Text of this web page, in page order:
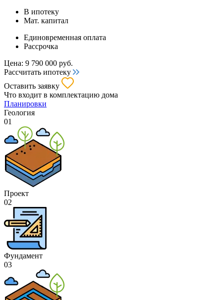
В ипотеку
Мат. капитал
Единовременная оплата
Рассрочка
Цена: 9 790 000 руб.
Рассчитать ипотеку
Оставить заявку
Что входит в комплектацию дома
Планировки
Геология
01
Проект
02
Фундамент
03